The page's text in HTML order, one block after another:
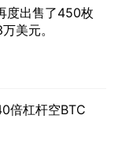
度出售了450枚
美元。
倍杠杆空BTC